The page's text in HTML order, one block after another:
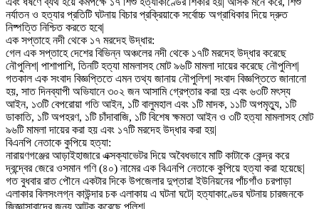
নর্যাতন ও হত্যার প্রতিটি ঘটনায় বিচার প্রক্রিয়াকে সর্বোচ্চ অগ্রাধিকার দিয়ে দ্রুত
নিষ্পত্তি নিশ্চিত করতে হবে|
এক সপ্তাহে নদী থেকে ১৭ মরদেহ উদ্ধার:
গেল এক সপ্তাহে দেশের বিভিন্ন অঞ্চলের নদী থেকে ১৭টি মরদেহ উদ্ধার করেছে
নৌপুলিশ| পাশাপাশি, তিনটি হত্যা মামলাসহ মোট ৯৬টি মামলা দায়ের করেছে নৌপুলিশ|
গতকাল এক সংবাদ বিজ্ঞপ্তিতে এমন তথ্য জানায় নৌপুলিশ| সংবাদ বিজ্ঞপ্তিতে জানানো
হয়, সাত দিনব্যাপী অভিযানে ৩০২ জন আসামি গ্রেপ্তার করা হয় এবং ৬৩টি মৎস্য
আইন, ১৩টি বেপরোয়া গতি আইন, ১টি বালুমহাল এবং ১টি মাদক, ১১টি অপমৃত্যু, ১টি
ডাকাতি, ১টি অপহরণ, ১টি চাঁদাবাজি, ১টি বিশেষ ক্ষমতা আইন ও ৩টি হত্যা মামলাসহ মোট
৯৬টি মামলা দায়ের করা হয় এবং ১৭টি মরদেহ উদ্ধার করা হয়|
বিএনপি নেতাকে কুপিয়ে হত্যা:
নারায়ণগঞ্জের আড়াইহাজারে এক্সক্যাভেটর দিয়ে অবৈধভাবে মাটি কাটাকে কেন্দ্র করে
দ্বন্দ্বের জেরে ওসমান গণি (৪০) নামের এক বিএনপি নেতাকে কুপিয়ে হত্যা করা হয়েছে|
গত বুধবার রাত পৌনে একটার দিকে উপজেলার দুপ্তারা ইউনিয়নের পাঁচগাঁও চরপাড়া
এলাকার বিলসংলগ্ন কাউন্দার চক এলাকায় এ ঘটনা ঘটে| হত্যাকাণ্ডের ঘটনায় চারজনকে